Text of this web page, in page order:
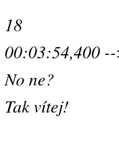
18
00:03:54,400
No ne?
Tak vítej!